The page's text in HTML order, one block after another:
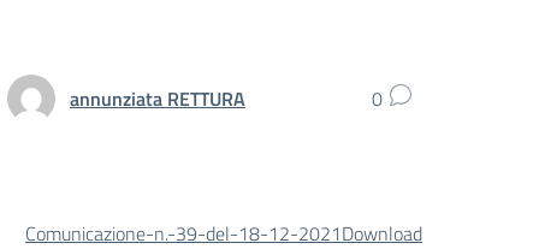
annunziata RETTURA 0
Comunicazione-n.-39-del-18-12-2021Download